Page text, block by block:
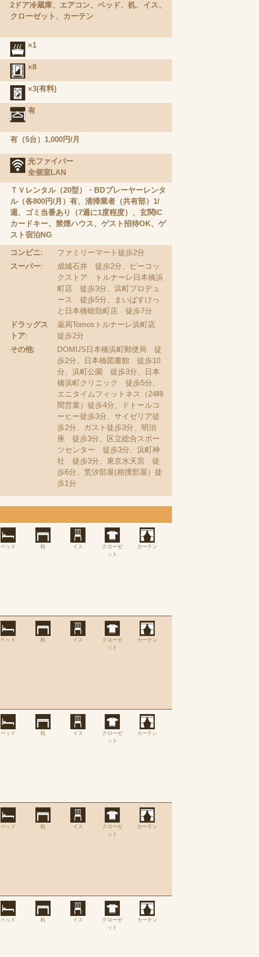
2ドア冷蔵庫、エアコン、ベッド、机、イス、
クローゼット、カーテン
×1
×8
×3(有料)
有
有（5台）1,000円/月
光ファイバー
全個室LAN
ＴＶレンタル（20型）・BDプレーヤーレンタ
ル（各800円/月）有、清掃業者（共有部）1/
週、ゴミ当番あり（7週に1度程度）、玄関IC
カードキー、禁煙ハウス、ゲスト招待OK、ゲ
スト宿泊NG
コンビニ:
ファミリーマート徒歩2分
スーパー:
成城石井 徒歩2分、ピーコッ
クストア トルナーレ日本橋浜
町店 徒歩3分、浜町プロデュ
ース 徒歩5分、まいばすけっ
と日本橋蛎殻町店 徒歩7分
ドラッグス
トア:
薬局Tomosトルナーレ浜町店
徒歩2分
その他:
DOMUS日本橋浜町郵便局 徒
歩2分、日本橋図書館 徒歩10
分、浜町公園 徒歩3分、日本
橋浜町クリニック 徒歩5分、
エニタイムフィットネス（24時
間営業）徒歩4分、ドトールコ
ーヒー徒歩3分、サイゼリア徒
歩2分、ガスト徒歩3分、明治
座 徒歩3分、区立総合スポー
ツセンター 徒歩3分、浜町神
社 徒歩3分、東京水天宮 徒
歩6分、荒汐部屋(相撲部屋）徒
歩1分
ベッド 机 イス
クローゼ
ット
カーテン
ベッド 机 イス
クローゼ
ット
カーテン
ベッド 机 イス
クローゼ
ット
カーテン
ベッド 机 イス
クローゼ
ット
カーテン
ベッド 机 イス
クローゼ
ット
カーテン